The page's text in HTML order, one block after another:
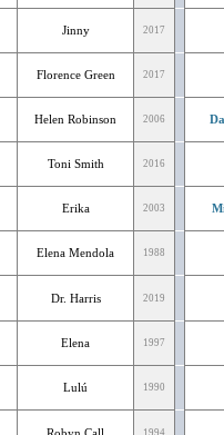
Jinny 2017
Florence Green 2017
Helen Robinson 2006
Toni Smith 2016
Erika 2003
Elena Mendola 1988
Dr. Harris 2019
Elena 1997
Lulú 1990
1994